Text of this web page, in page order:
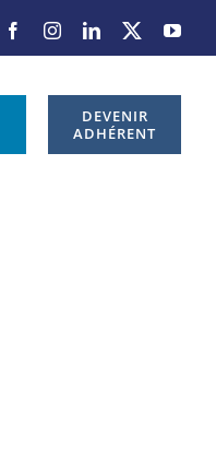
FacebookInstagramLinkedIn
X
DEVENIR
ADHÉRENT